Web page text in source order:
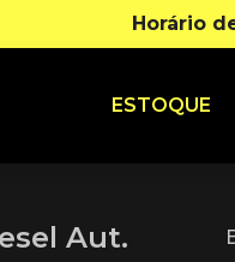
Horário
ESTOQUE
Aut.